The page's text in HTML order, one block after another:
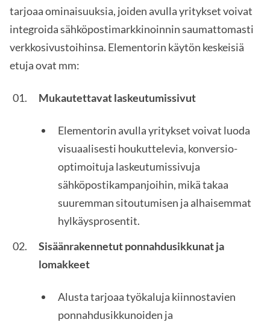
tarjoaa ominaisuuksia, joiden avulla yritykset voivat
integroida sähköpostimarkkinoinnin saumattomasti
verkkosivustoihinsa. Elementorin käytön keskeisiä
etuja ovat mm:
Mukautettavat laskeutumissivut
Elementorin avulla yritykset voivat luoda
visuaalisesti houkuttelevia, konversio-
optimoituja laskeutumissivuja
sähköpostikampanjoihin, mikä takaa
suuremman sitoutumisen ja alhaisemmat
hylkäysprosentit.
Sisäänrakennetut ponnahdusikkunat ja
lomakkeet
Alusta tarjoaa työkaluja kiinnostavien
ponnahdusikkunoiden ja